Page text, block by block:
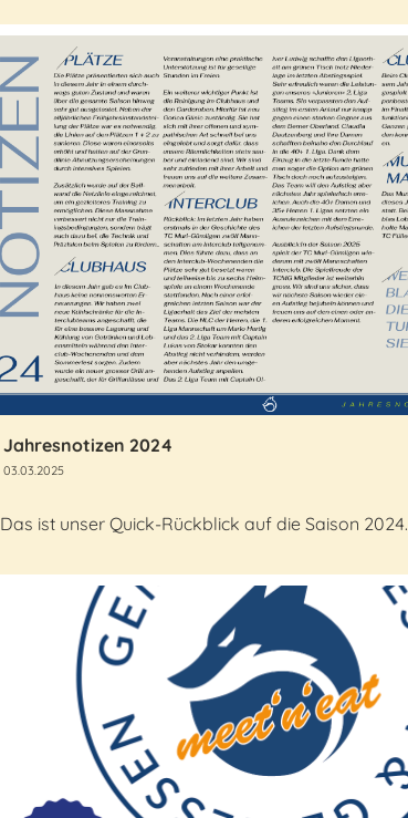
Jahresnotizen 2024
03.03.2025
Das ist unser Quick-Rückblick auf die Saison 2024.